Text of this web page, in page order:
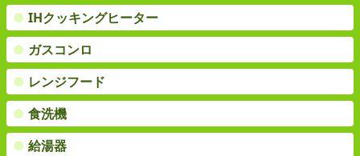
● IHクッキングヒーター
● ガスコンロ
● レンジフード
● 食洗機
● 給湯器